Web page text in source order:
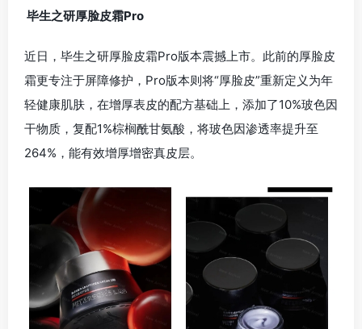
毕生之研厚脸皮霜Pro
近日，毕生之研厚脸皮霜Pro版本震撼上市。此前的厚脸皮
霜更专注于屏障修护，Pro版本则将“厚脸皮”重新定义为年
轻健康肌肤，在增厚表皮的配方基础上，添加了10%玻色因
干物质，复配1%棕榈酰甘氨酸，将玻色因渗透率提升至
264%，能有效增厚增密真皮层。